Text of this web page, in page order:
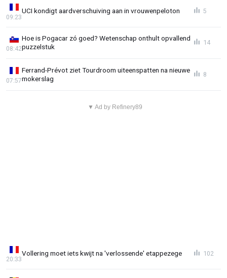
UCI kondigt aardverschuiving aan in vrouwenpeloton
09:23
5
Hoe is Pogacar zó goed? Wetenschap onthult opvallend
puzzelstuk
08:42
14
Ferrand-Prévot ziet Tourdroom uiteenspatten na nieuwe
mokerslag
07:57
8
▼ Ad by Refinery89
Vollering moet iets kwijt na 'verlossende' etappezege
20:33
102